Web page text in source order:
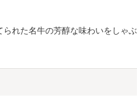
れた名牛の芳醇な味わいをしゃぶ